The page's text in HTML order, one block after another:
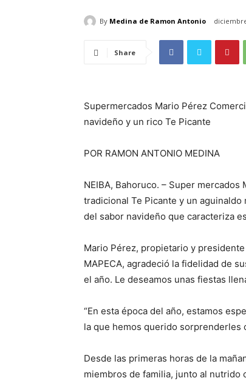
By Medina de Ramon Antonio
Share
Supermercados Mario Pérez
navideño y un rico Te Picante
POR RAMON ANTONIO MEDINA
NEIBA, Bahoruco. – Super
tradicional Te Picante y un
del sabor navideño que caracteriza
Mario Pérez, propietario y
MAPECA, agradeció la fidelidad de
el año. Le deseamos unas fiestas
“En esta época del año, estamos
la que hemos querido sorprenderles
Desde las primeras horas de la
miembros de familia, junto al nutrido